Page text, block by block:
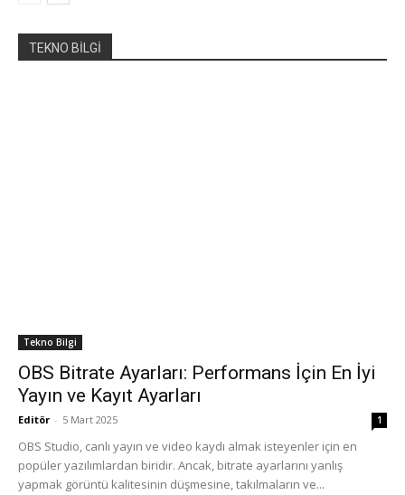
TEKNO BİLGİ
Tekno Bilgi
OBS Bitrate Ayarları: Performans İçin En İyi
Yayın ve Kayıt Ayarları
Editör - 5 Mart 2025 1
OBS Studio, canlı yayın ve video kaydı almak isteyenler için en
popüler yazılımlardan biridir. Ancak, bitrate ayarlarını yanlış
yapmak görüntü kalitesinin düşmesine, takılmaların ve...